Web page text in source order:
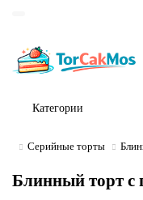
Категории
Серийные торты
Блинный торт с